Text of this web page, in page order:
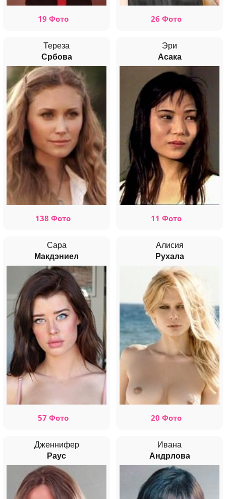
19 Фото 26 Фото
Тереза
Србова
138 Фото
Эри
Асака
11 Фото
Сара
Макдэниел
57 Фото
Алисия
Рухала
20 Фото
Дженнифер
Раус
Ивана
Андрлова